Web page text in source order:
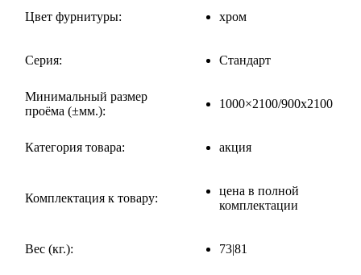
Цвет фурнитуры: хром
Серия: Стандарт
Минимальный размер
проёма (±мм.):
1000×2100/900х2100
Категория товара: акция
Комплектация к товару:
цена в полной
комплектации
Вес (кг.): 73|81